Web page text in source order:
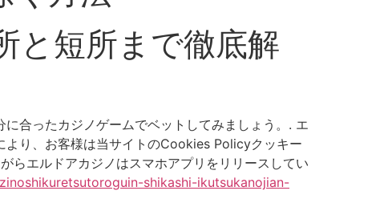
と短所まで徹底解
合ったカジノゲームでベットしてみましょう。. エ
より、お客様は当サイトのCookies Policyクッキー
らエルドアカジノはスマホアプリをリリースしてい
shikashi-ikutsukanojian-